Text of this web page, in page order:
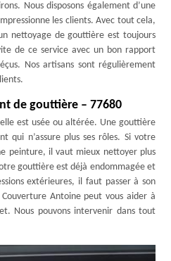
Nous disposons également d’une
les clients. Avec tout cela,
nettoyage de gouttière est toujours
de ce service avec un bon rapport
Nos artisans sont régulièrement
de gouttière – 77680
est usée ou altérée. Une gouttière
qui n’assure plus ses rôles. Si votre
peinture, il vaut mieux nettoyer plus
gouttière est déjà endommagée et
extérieures, il faut passer à son
Antoine peut vous aider à
Nous pouvons intervenir dans tout